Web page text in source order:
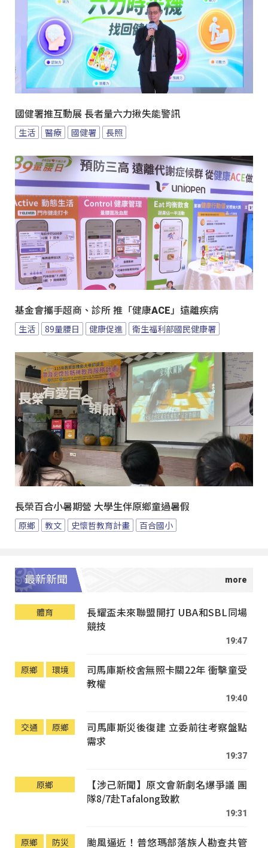
國健署推互動展 長者量六力揪失能警訊
生活 醫療 國健署 長照
基金會攜手超商、診所 推「健康ACE」遠離疾病
生活 89量腰日 健康促進 衛生福利部國民健康署
長榮百合小暑期營 大學生伴原鄉童過暑假
原鄉 教文 史懷哲教育計畫 百合國小
最新新聞
體育
長耀盃未來聯盟開打 UBA和SBL同場
競技
19:47
原鄉 環境
司馬庫斯校舍無照卡關22年 衝擊童受
教權
19:40
交通 原鄉
司馬庫斯災後復建 立委前往考察盤點
需求
19:37
原鄉
【涉己新聞】原文會新劇名爆爭議 團
隊8/7赴Tafalong致歉
19:31
原鄉 防災 颱風逼近！普悠瑪部落族人勘查共管